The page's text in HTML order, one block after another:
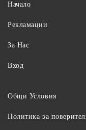
Начало
Рекламации
За Нас
Вход
Общи Условия
Политика за